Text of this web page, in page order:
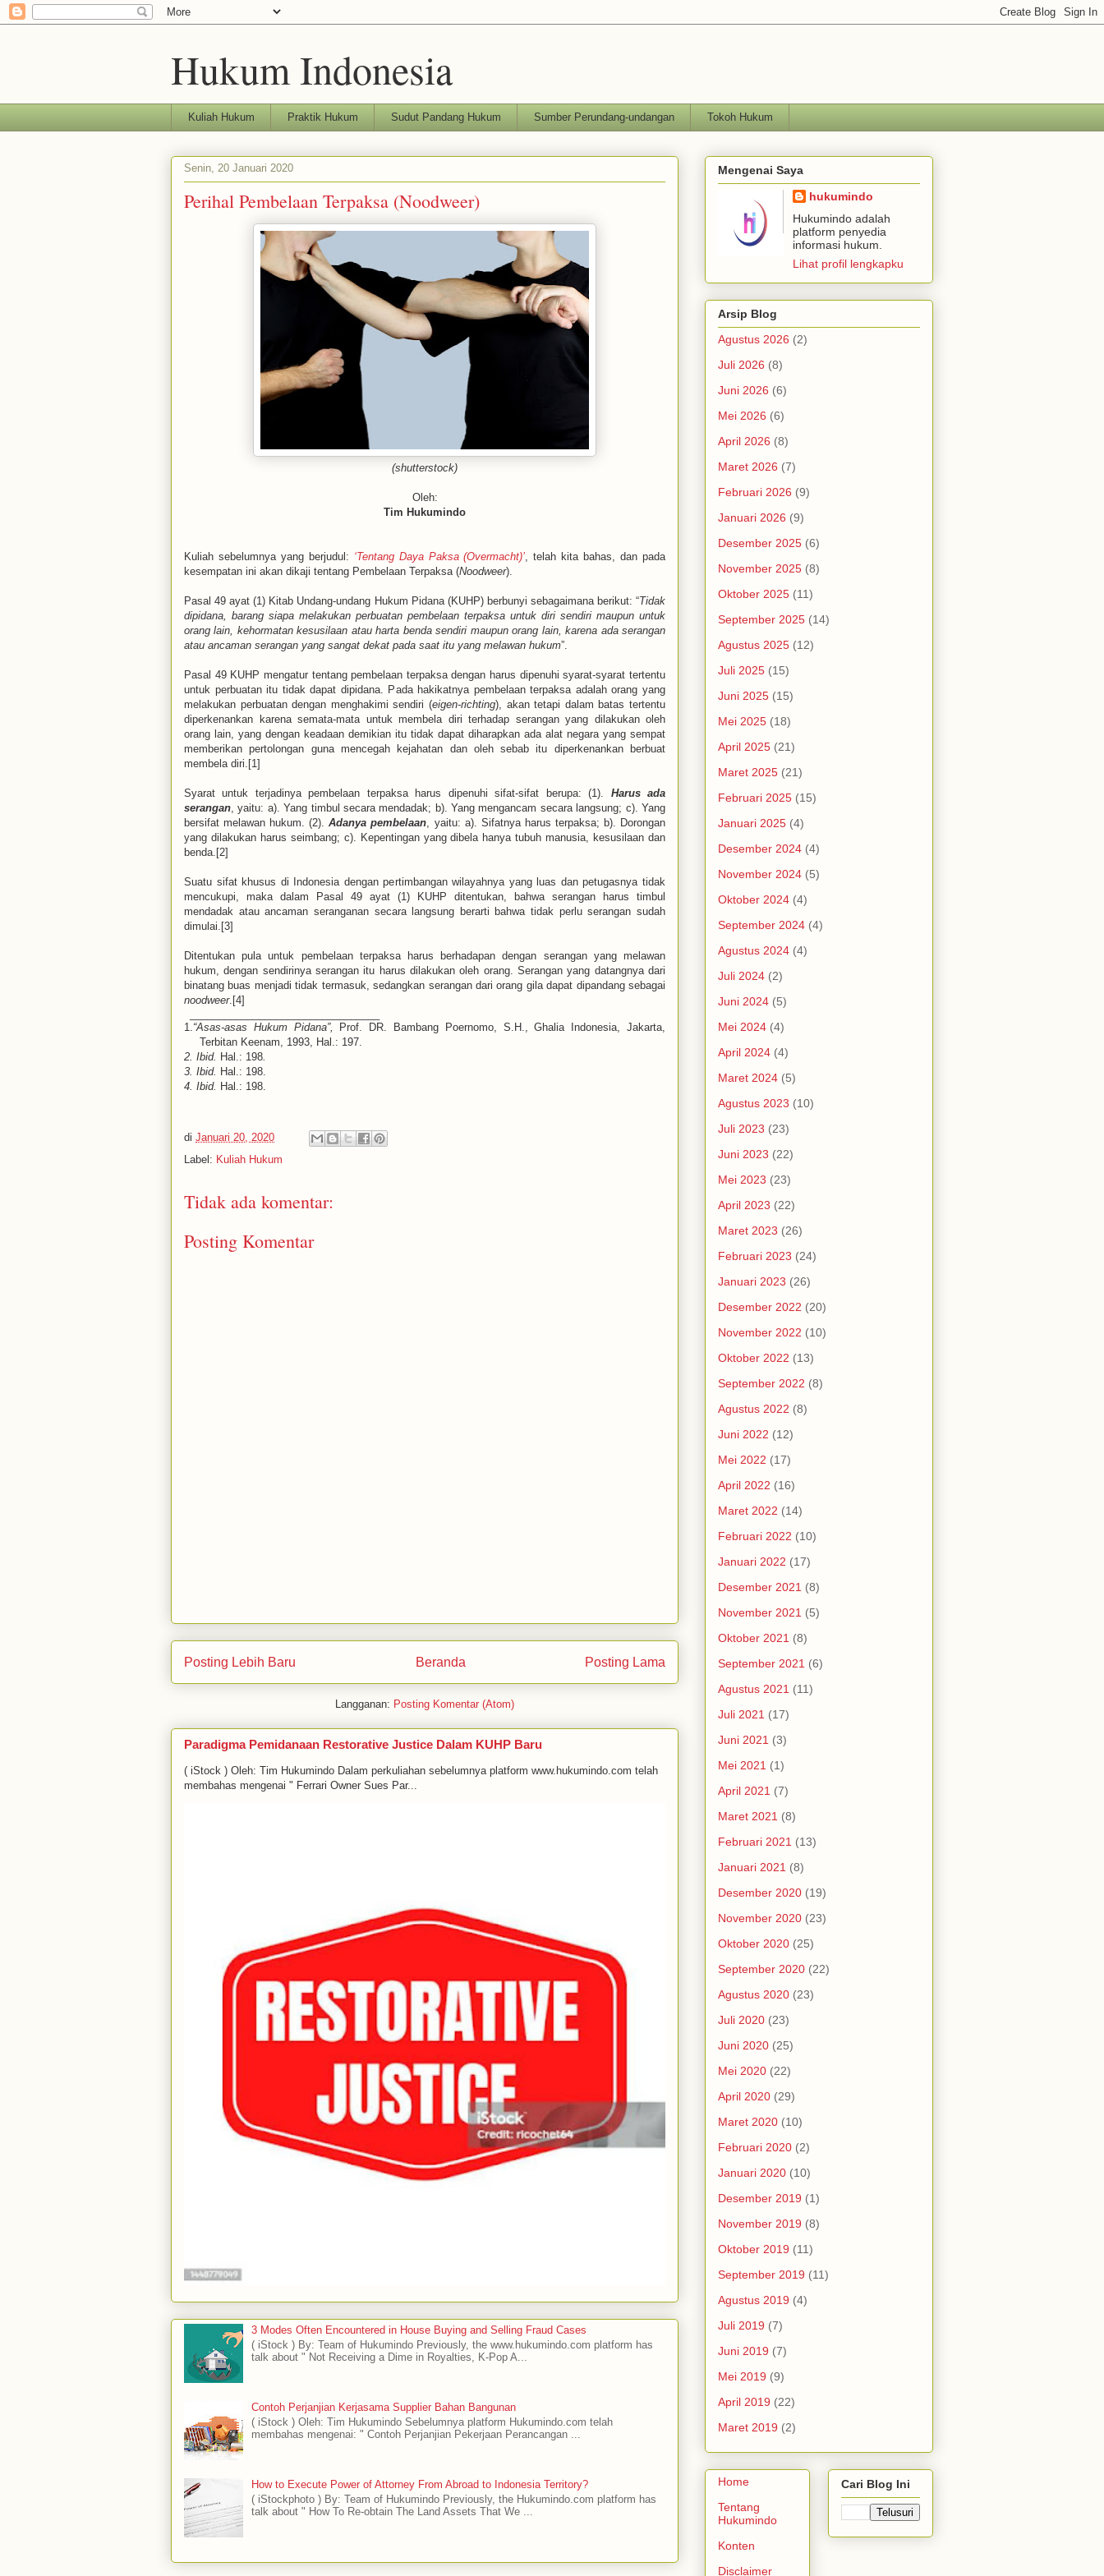
Hukum Indonesia
Kuliah Hukum Praktik Hukum Sudut Pandang Hukum Sumber Perundang-undangan Tokoh Hukum
Senin, 20 Januari 2020
Perihal Pembelaan Terpaksa (Noodweer)
(shutterstock)
Oleh:
Tim Hukumindo
Kuliah sebelumnya yang berjudul: ‘Tentang Daya Paksa (Overmacht)’ , telah kita bahas, dan pada
kesempatan ini akan dikaji tentang Pembelaan Terpaksa (Noodweer).
Pasal 49 ayat (1) Kitab Undang-undang Hukum Pidana (KUHP) berbunyi sebagaimana berikut: “Tidak
dipidana, barang siapa melakukan perbuatan pembelaan terpaksa untuk diri sendiri maupun untuk
orang lain, kehormatan kesusilaan atau harta benda sendiri maupun orang lain, karena ada serangan
atau ancaman serangan yang sangat dekat pada saat itu yang melawan hukum”.
Pasal 49 KUHP mengatur tentang pembelaan terpaksa dengan harus dipenuhi syarat-syarat tertentu
untuk perbuatan itu tidak dapat dipidana. Pada hakikatnya pembelaan terpaksa adalah orang yang
melakukan perbuatan dengan menghakimi sendiri (eigen-richting), akan tetapi dalam batas tertentu
diperkenankan karena semata-mata untuk membela diri terhadap serangan yang dilakukan oleh
orang lain, yang dengan keadaan demikian itu tidak dapat diharapkan ada alat negara yang sempat
memberikan pertolongan guna mencegah kejahatan dan oleh sebab itu diperkenankan berbuat
membela diri.[1]
Syarat untuk terjadinya pembelaan terpaksa harus dipenuhi sifat-sifat berupa: (1). Harus ada
serangan , yaitu: a). Yang timbul secara mendadak; b). Yang mengancam secara langsung; c). Yang
bersifat melawan hukum. (2).Adanya pembelaan , yaitu: a). Sifatnya harus terpaksa; b). Dorongan
yang dilakukan harus seimbang; c). Kepentingan yang dibela hanya tubuh manusia, kesusilaan dan
benda.[2]
Suatu sifat khusus di Indonesia dengan pertimbangan wilayahnya yang luas dan petugasnya tidak
mencukupi, maka dalam Pasal 49 ayat (1) KUHP ditentukan, bahwa serangan harus timbul
mendadak atau ancaman seranganan secara langsung berarti bahwa tidak perlu serangan sudah
dimulai.[3]
Ditentukan pula untuk pembelaan terpaksa harus berhadapan dengan serangan yang melawan
hukum, dengan sendirinya serangan itu harus dilakukan oleh orang. Serangan yang datangnya dari
binatang buas menjadi tidak termasuk, sedangkan serangan dari orang gila dapat dipandang sebagai
noodweer.[4]
1. “Asas-asas Hukum Pidana”, Prof. DR. Bambang Poernomo, S.H.,
Ghalia Indonesia, Jakarta,
Terbitan Keenam, 1993, Hal.: 197.
2. Ibid. Hal.: 198
3. Ibid. Hal.: 198.
4. Ibid. Hal.: 198.
di Januari 20, 2020
Label: Kuliah Hukum
Tidak ada komentar:
Posting Komentar
Posting Lebih Baru Posting Lama
Beranda
Langganan: Posting Komentar (Atom)
Paradigma Pemidanaan Restorative Justice Dalam KUHP Baru
( iStock ) Oleh: Tim Hukumindo Dalam perkuliahan sebelumnya platform www.hukumindo.com telah
membahas mengenai " Ferrari Owner Sues Par...
3 Modes Often Encountered in House Buying and Selling Fraud Cases
( iStock ) By: Team of Hukumindo Previously, the www.hukumindo.com platform has
talk about " Not Receiving a Dime in Royalties, K-Pop A...
Contoh Perjanjian Kerjasama Supplier Bahan Bangunan
( iStock ) Oleh: Tim Hukumindo Sebelumnya platform Hukumindo.com telah
membahas mengenai: " Contoh Perjanjian Pekerjaan Perancangan ...
How to Execute Power of Attorney From Abroad to Indonesia Territory?
( iStockphoto ) By: Team of Hukumindo Previously, the Hukumindo.com platform has
talk about " How To Re-obtain The Land Assets That We ...
Mengenai Saya
hukumindo
Hukumindo adalah
platform penyedia
informasi hukum.
Lihat profil lengkapku
Arsip Blog
Agustus 2026 (2)
Juli 2026 (8)
Juni 2026 (6)
Mei 2026 (6)
April 2026 (8)
Maret 2026 (7)
Februari 2026 (9)
Januari 2026 (9)
Desember 2025 (6)
November 2025 (8)
Oktober 2025 (11)
September 2025 (14)
Agustus 2025 (12)
Juli 2025 (15)
Juni 2025 (15)
Mei 2025 (18)
April 2025 (21)
Maret 2025 (21)
Februari 2025 (15)
Januari 2025 (4)
Desember 2024 (4)
November 2024 (5)
Oktober 2024 (4)
September 2024 (4)
Agustus 2024 (4)
Juli 2024 (2)
Juni 2024 (5)
Mei 2024 (4)
April 2024 (4)
Maret 2024 (5)
Agustus 2023 (10)
Juli 2023 (23)
Juni 2023 (22)
Mei 2023 (23)
April 2023 (22)
Maret 2023 (26)
Februari 2023 (24)
Januari 2023 (26)
Desember 2022 (20)
November 2022 (10)
Oktober 2022 (13)
September 2022 (8)
Agustus 2022 (8)
Juni 2022 (12)
Mei 2022 (17)
April 2022 (16)
Maret 2022 (14)
Februari 2022 (10)
Januari 2022 (17)
Desember 2021 (8)
November 2021 (5)
Oktober 2021 (8)
September 2021 (6)
Agustus 2021 (11)
Juli 2021 (17)
Juni 2021 (3)
Mei 2021 (1)
April 2021 (7)
Maret 2021 (8)
Februari 2021 (13)
Januari 2021 (8)
Desember 2020 (19)
November 2020 (23)
Oktober 2020 (25)
September 2020 (22)
Agustus 2020 (23)
Juli 2020 (23)
Juni 2020 (25)
Mei 2020 (22)
April 2020 (29)
Maret 2020 (10)
Februari 2020 (2)
Januari 2020 (10)
Desember 2019 (1)
November 2019 (8)
Oktober 2019 (11)
September 2019 (11)
Agustus 2019 (4)
Juli 2019 (7)
Juni 2019 (7)
Mei 2019 (9)
April 2019 (22)
Maret 2019 (2)
Home
Tentang
Hukumindo
Konten
Disclaimer
Cari Blog Ini